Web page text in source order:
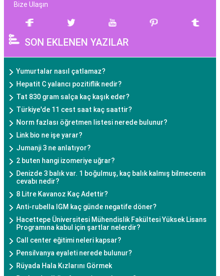
Bize Ulaşın
SON EKLENEN YAZILAR
Yumurtalar nasıl çatlamaz?
Hepatit C yalancı pozitiflik nedir?
Tat 830 gram salça kaç kaşık eder?
Türkiye'de 11 cest saat kaç saattir?
Norm fazlası öğretmen listesi nerede bulunur?
Link bio ne işe yarar?
Jumanji 3 ne anlatıyor?
2 buten hangi izomeriye uğrar?
Denizde 3 balık var. 1 boğulmuş, kaç balık kalmış bilmecenin
cevabı nedir?
8 Litre Kavanoz Kaç Adettir?
Anti-rubella IGM kaç günde negatife döner?
Hacettepe Üniversitesi Mühendislik Fakültesi Yüksek Lisans
Programına kabul için şartlar nelerdir?
Call center eğitimi neleri kapsar?
Pensilvanya eyaleti nerede bulunur?
Rüyada Hala Kızlarını Görmek